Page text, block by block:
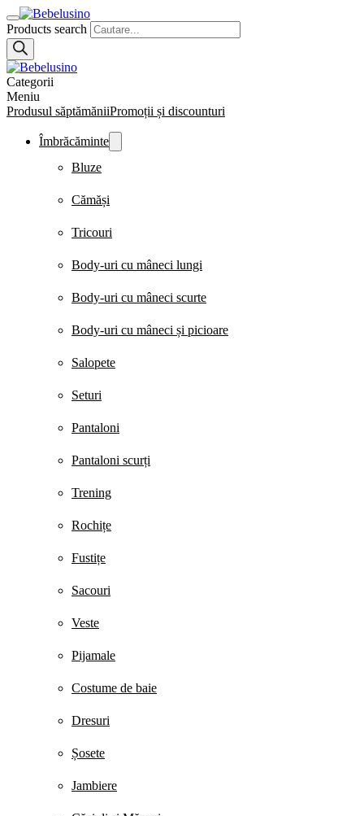
Products search
Categorii
Meniu
Produsul săptămăniiPromoții și discounturi
Îmbrăcăminte
Bluze
Cămăși
Tricouri
Body-uri cu mâneci lungi
Body-uri cu mâneci scurte
Body-uri cu mâneci și picioare
Salopete
Seturi
Pantaloni
Pantaloni scurți
Trening
Rochițe
Fustițe
Sacouri
Veste
Pijamale
Costume de baie
Dresuri
Șosete
Jambiere